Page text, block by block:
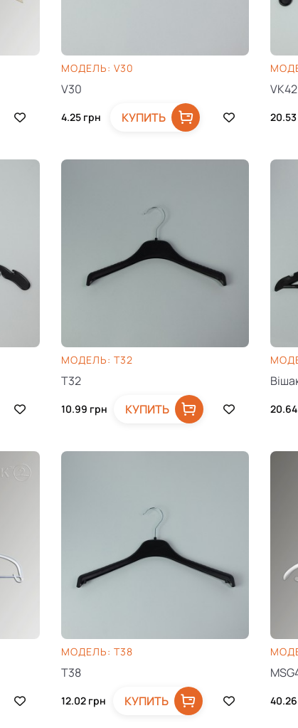
МОДЕЛЬ: V30
V30
4.25 грн КУПИТЬ
VK42
20.53
МОДЕЛЬ: T32
T32
10.99 грн КУПИТЬ 20.64
МОДЕЛЬ: T38
T38
12.02 грн КУПИТЬ 40.26